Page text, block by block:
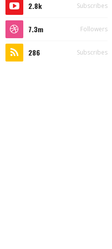
2.8k Subscribes
7.3m Followers
286 Subscribes